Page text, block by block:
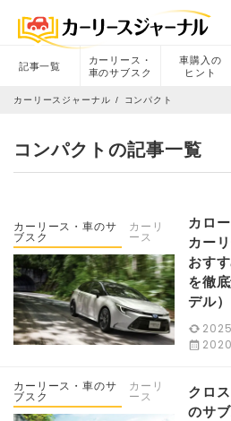
記事一覧
カーリース・
車のサブスク
車購入の
ヒント
カーリースジャーナル コンパクト
コンパクトの記事一覧
カーリース・車のサ
ブスク
カーリ
ース
カロ
カー
おす
を徹
デル）
カーリース・車のサ
ブスク
カーリ
ース
クロ
のサ